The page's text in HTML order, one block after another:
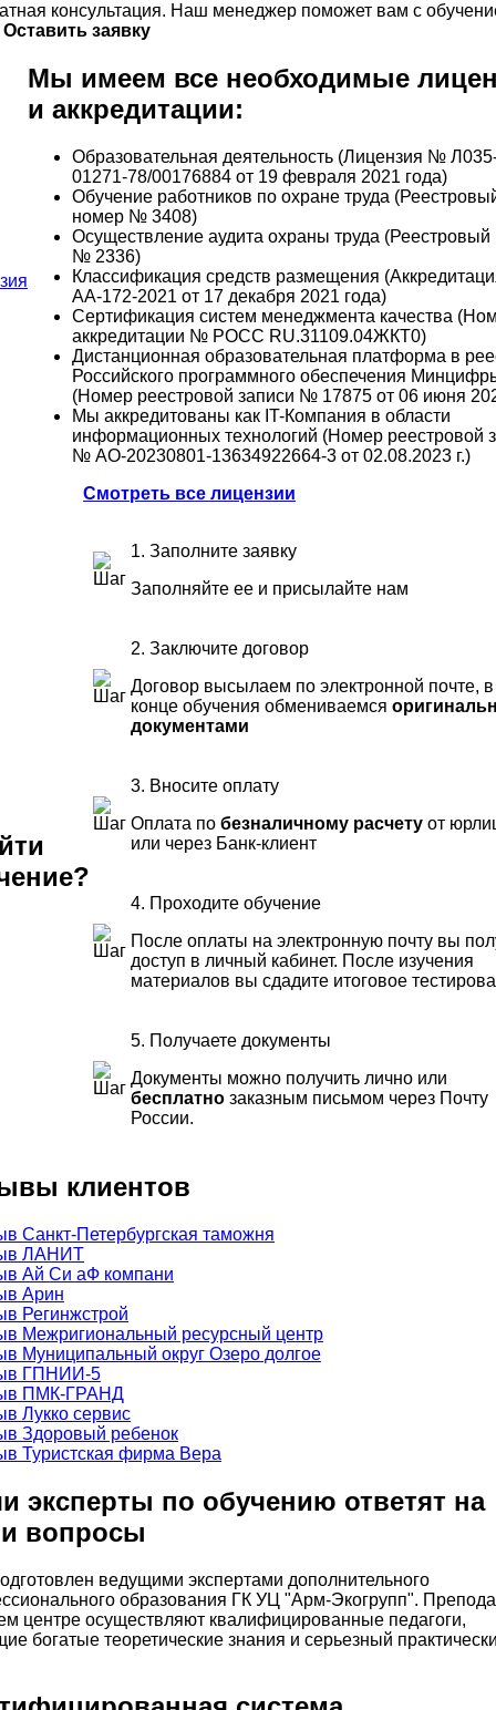
консультация. Наш менеджер поможет вам с
Оставить заявку
Мы имеем все необходимые
и аккредитации:
Образовательная деятельность (Лицензия №
01271-78/00176884 от 19 февраля 2021 года)
Обучение работников по охране труда
номер № 3408)
Осуществление аудита охраны труда
№ 2336)
Классификация средств размещения
АА-172-2021 от 17 декабря 2021 года)
Сертификация систем менеджмента качества
аккредитации № РОСС RU.31109.04ЖКТ0)
Дистанционная образовательная платформа в
Российского программного обеспечения
(Номер реестровой записи № 17875 от 06 июня
Мы аккредитованы как IT-Компания в области
информационных технологий (Номер реестровой
№ АО-20230801-13634922664-3 от 02.08.2023 г.)
Смотреть все лицензии
1. Заполните заявку
Заполняйте ее и присылайте нам
2. Заключите договор
Договор высылаем по электронной почте, в
конце обучения обмениваемся
документами
3. Вносите оплату
Оплата по безналичному расчету от
или через Банк-клиент
4. Проходите обучение
После оплаты на электронную почту вы
доступ в личный кабинет. После изучения
материалов вы сдадите итоговое
5. Получаете документы
Документы можно получить лично или
бесплатно заказным письмом через Почту
России.
клиентов
эксперты по обучению ответят на
вопросы
ведущими экспертами дополнительного
образования ГК УЦ "Арм-Экогрупп".
центре осуществляют квалифицированные педагоги,
богатые теоретические знания и серьезный